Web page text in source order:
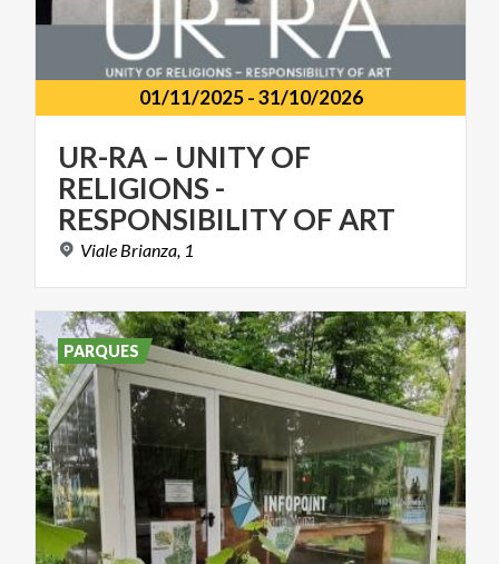
01/11/2025-31/10/2026
UR-RA – UNITY OF
RELIGIONS -
RESPONSIBILITY OF ART
Viale Brianza, 1
PARQUES